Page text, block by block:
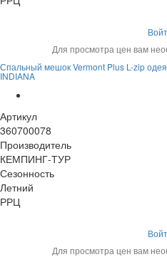
Для просмотра цен вам
Спальный мешок Vermont Plus L-zip
INDIANA
Артикул
360700078
Производитель
КЕМПИНГ-ТУР
Сезонность
Летний
РРЦ
Для просмотра цен вам